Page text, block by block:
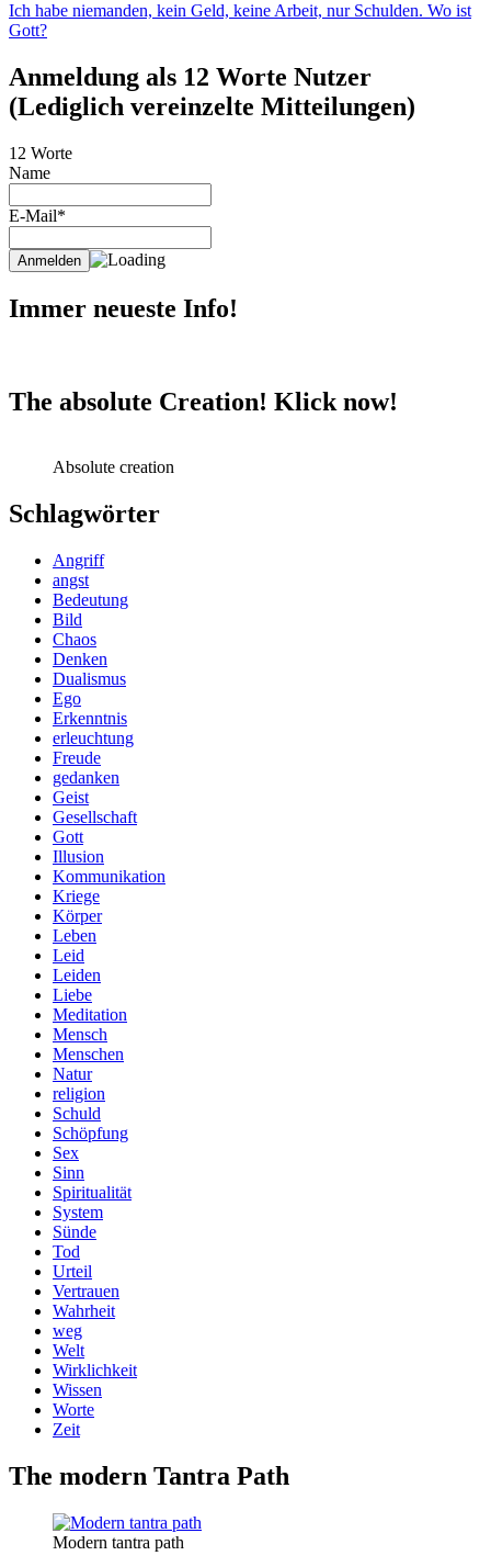
Ich habe niemanden, kein Geld, keine Arbeit, nur Schulden. Wo ist
Gott?
Anmeldung als 12 Worte Nutzer
(Lediglich vereinzelte Mitteilungen)
12 Worte
Name
E-Mail*
Immer neueste Info!
The absolute Creation! Klick now!
Absolute creation
Schlagwörter
Angriff
angst
Bedeutung
Bild
Chaos
Denken
Dualismus
Ego
Erkenntnis
erleuchtung
Freude
gedanken
Geist
Gesellschaft
Gott
Illusion
Kommunikation
Kriege
Körper
Leben
Leid
Leiden
Liebe
Meditation
Mensch
Menschen
Natur
religion
Schuld
Schöpfung
Sex
Sinn
Spiritualität
System
Sünde
Tod
Urteil
Vertrauen
Wahrheit
weg
Welt
Wirklichkeit
Wissen
Worte
Zeit
The modern Tantra Path
Modern tantra path